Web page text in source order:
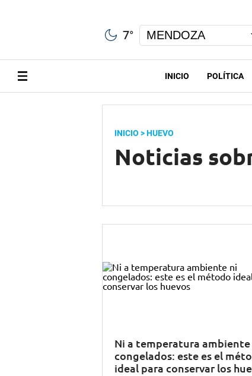
7°
INICIO POLÍTICA
INICIO > HUEVO
Noticias
Ni a temperatura ambiente
congelados: este es el
ideal para conservar los